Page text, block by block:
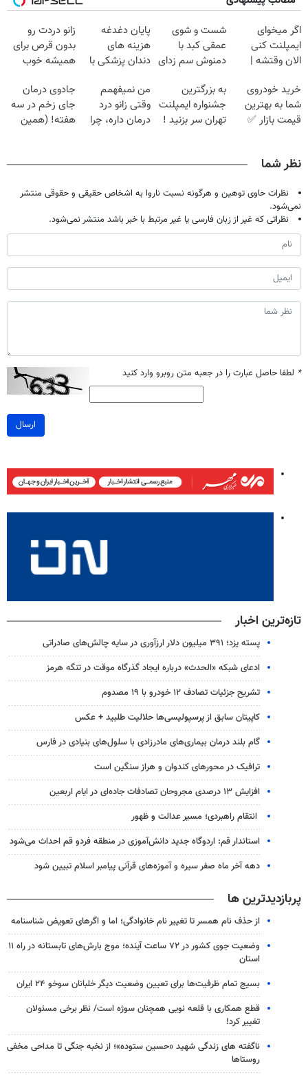
اگر میخوای
ایمپلنت کنی
الان وقتشه |
میلیون تومان!!!
شست و شوی
عمقی کبد با
دمنوش سم زدای
پایان دغدغه
هزینه های
دندان پزشکی با
خانگی
زانو دردت رو
بدون قرص برای
همیشه خوب
پرسش‌نامه)
خرید خودروی
شما به بهترین
قیمت بازار ✅
به بزرگترین
جشنواره ایمپلنت
تهران سر بزنید !
من نمیفهمم
وقتی زانو درد
درمان داره، چرا
جادوی درمان
جای زخم در سه
هفته! (همین
نظر شما
نظرات حاوی توهین و هرگونه نسبت ناروا به اشخاص حقیقی و حقوقی منتشر
نمی‌شود.
نظراتی که غیر از زبان فارسی یا غیر مرتبط با خبر باشد منتشر نمی‌شود.
* لطفا حاصل عبارت را در جعبه متن روبرو وارد کنید
ارسال
تازه‌ترین اخبار
پسته یزد؛ ۳۹۱ میلیون دلار ارزآوری در سایه چالش‌های صادراتی
ادعای شبکه «الحدث» درباره ایجاد گذرگاه موقت در تنگه هرمز
تشریح جزئیات تصادف ۱۲ خودرو با ۱۹ مصدوم
کاپیتان سابق از پرسپولیسی‌ها حلالیت طلبید + عکس
گام بلند درمان بیماری‌های مادرزادی با سلول‌های بنیادی در فارس
ترافیک در محورهای کندوان و هراز سنگین است
افزایش ۱۳ درصدی مجروحان تصادفات جاده‌ای در ایام اربعین
انتقام راهبردی؛ مسیر عدالت و ظهور
استاندار قم: اردوگاه جدید دانش‌آموزی در منطقه فردو قم احداث می‌شود
دهه آخر ماه صفر سیره و آموزه‌های قرآنی پیامبر اسلام تبیین شود
پربازدیدترین ها
از حذف نام همسر تا تغییر نام خانوادگی؛ اما و اگرهای تعویض شناسنامه
وضعیت جوی کشور در ۷۲ ساعت آینده؛ موج بارش‌های تابستانه در راه ۱۱
استان
بسیج تمام ظرفیت‌ها برای تعیین وضعیت دیگر خلبانان سوخو ۲۴ ایران
قطع همکاری با قلعه نویی همچنان سوژه است/ نظر برخی مسئولان
تغییر کرد!
ناگفته های زندگی شهید «حسین ستوده»؛ از نخبه جنگی تا مداحی مخفی
روستاها